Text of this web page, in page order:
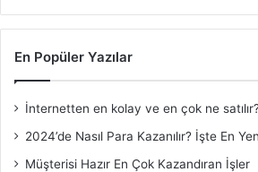
En Popüler Yazılar
İnternetten en kolay ve en çok ne
2024’de Nasıl Para Kazanılır? İşte En
Müşterisi Hazır En Çok Kazandıran İşler